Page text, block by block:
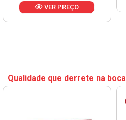
VER PREÇO
Qualidade que derrete na boca